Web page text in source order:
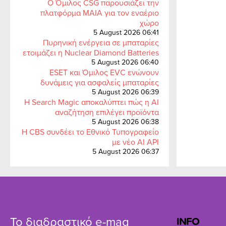
Ο Όμιλος CSG παρουσιάζει την
πλατφόρμα MAIA για τον εναέριο
χώρο
5 August 2026 06:41
Πυρηνική ενέργεια σε μπαταρίες
ετοιμάζει η Nuclear Diamond Batteries
5 August 2026 06:40
ESET και Όμιλος EVC ενώνουν
δυνάμεις για ασφαλείς μπαταρίες
5 August 2026 06:39
Η Search Magic αποκαλύπτει πώς η AI
αναζήτηση επιλέγει προϊόντα
5 August 2026 06:38
Η CBS συνδέει το Εθνικό Τυπογραφείο
με νέο AI API
5 August 2026 06:37
Το διαδραστικό e-mag INFO